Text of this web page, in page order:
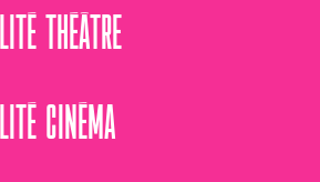
THÉÂTRE
CINÉMA